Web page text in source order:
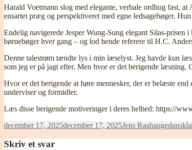
Harald Voetmann slog med elegante, verbale ordhug fast,
ensartet præg og perspektiveret med egne ledsagebøger.
Endelig navigerede Jesper Wung-Sung elegant Silas-
børnebøger hver gang – og lod hende referere til H.C.
Denne talestrøm tændte lys i min læselyst. Jeg havde kun
som jeg er på jagt efter. Men hvor er det berigende læsning.
Hvor er det berigende at høre mennesker, der er belæste
underviser og formidler.
Læs disse berigende motiveringer i deres helhed: https://
Udgivet
december 17, 2025december 17, 2025Forfatter
Jens Raahauge
Skriv et svar